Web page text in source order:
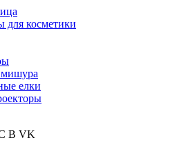
для косметики
елки
В VK